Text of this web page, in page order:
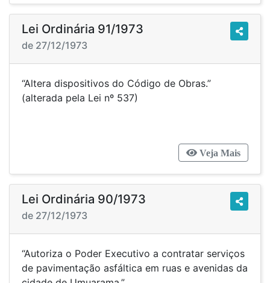
Lei Ordinária 91/1973
de 27/12/1973
“Altera dispositivos do Código de Obras.”
(alterada pela Lei nº 537)
Veja Mais
Lei Ordinária 90/1973
de 27/12/1973
“Autoriza o Poder Executivo a contratar serviços
de pavimentação asfáltica em ruas e avenidas da